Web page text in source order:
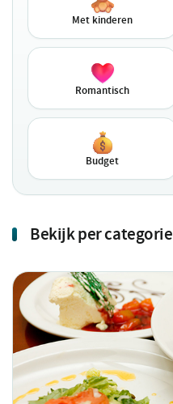
Met kinderen
Romantisch
Budget
Bekijk per categorie